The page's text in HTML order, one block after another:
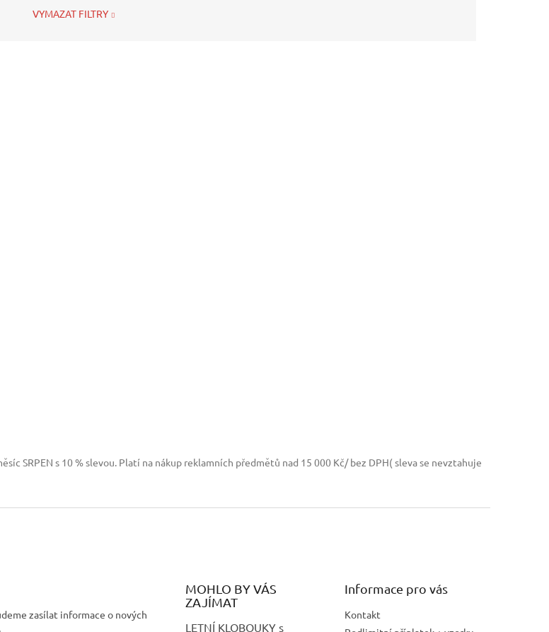
VYMAZAT FILTRY
d
í
p
SRPEN s 10 % slevou. Platí na nákup reklamních předmětů nad 15 000 Kč/ bez DPH( sleva se nevztahuje
zasílat informace o nových
MOHLO BY VÁS
ZAJÍMAT
LETNÍ KLOBOUKY s
Informace pro vás
Kontakt